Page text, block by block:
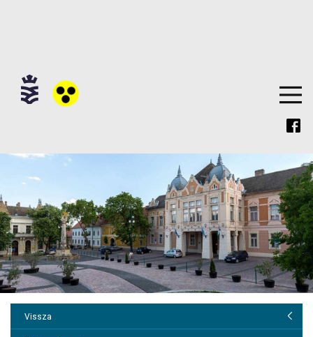
Hírek
Vissza